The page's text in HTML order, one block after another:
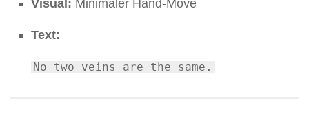
Visual: Minimaler Hand-Move
Text:
No two veins are the same.